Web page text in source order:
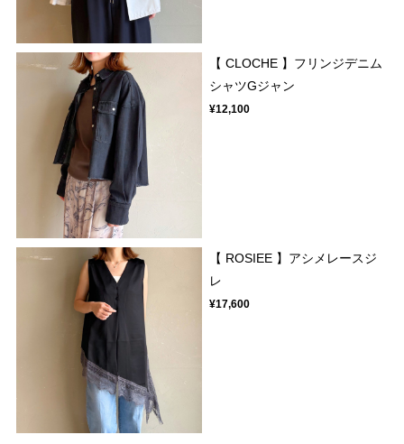
【 CLOCHE 】フリンジデニム
シャツGジャン
¥12,100
【 ROSIEE 】アシメレースジ
レ
¥17,600